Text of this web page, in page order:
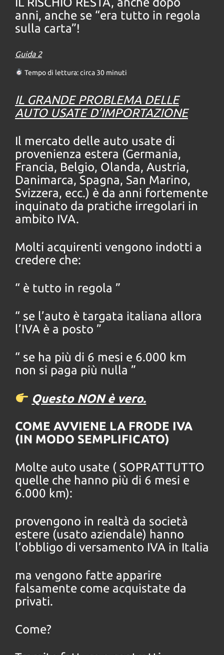
anni, anche se “era tutto in regola
sulla carta”!
Guida 2
Tempo di lettura: circa 30 minuti
IL GRANDE PROBLEMA DELLE
AUTO USATE D’IMPORTAZIONE
Il mercato delle auto usate di
provenienza estera (Germania,
Francia, Belgio, Olanda, Austria,
Danimarca, Spagna, San Marino,
Svizzera, ecc.) è da anni fortemente
inquinato da pratiche irregolari in
ambito IVA.
Molti acquirenti vengono indotti a
credere che:
“ è tutto in regola ”
“ se l’auto è targata italiana allora
l’IVA è a posto ”
“ se ha più di 6 mesi e 6.000 km
non si paga più nulla ”
Questo NON è vero.
COME AVVIENE LA FRODE IVA
(IN MODO SEMPLIFICATO)
Molte auto usate ( SOPRATTUTTO
quelle che hanno più di 6 mesi e
6.000 km):
provengono in realtà da società
estere (usato aziendale) hanno
l’obbligo di versamento IVA in Italia
ma vengono fatte apparire
falsamente come acquistate da
privati.
Come?